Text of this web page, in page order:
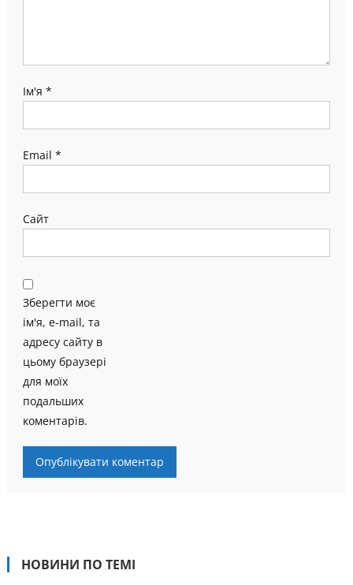
Ім'я *
Email *
Сайт
Зберегти моє
ім'я, e-mail, та
адресу сайту в
цьому браузері
для моїх
подальших
коментарів.
НОВИНИ ПО ТЕМІ